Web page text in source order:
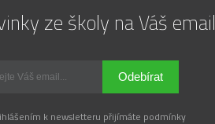
ze školy na Váš email
Odebírat
k newsletteru přijímáte podmínky